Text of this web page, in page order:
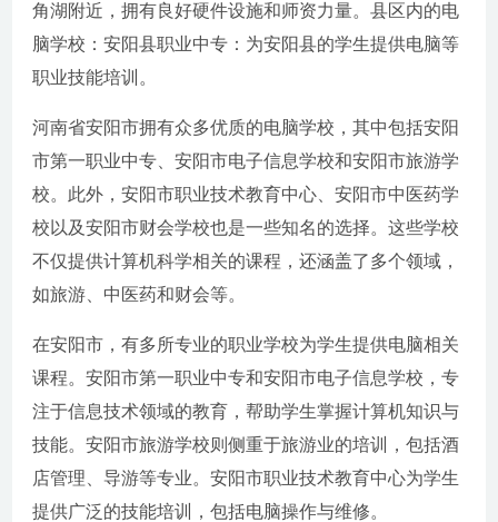
角湖附近，拥有良好硬件设施和师资力量。县区内的电
脑学校：安阳县职业中专：为安阳县的学生提供电脑等
职业技能培训。
河南省安阳市拥有众多优质的电脑学校，其中包括安阳
市第一职业中专、安阳市电子信息学校和安阳市旅游学
校。此外，安阳市职业技术教育中心、安阳市中医药学
校以及安阳市财会学校也是一些知名的选择。这些学校
不仅提供计算机科学相关的课程，还涵盖了多个领域，
如旅游、中医药和财会等。
在安阳市，有多所专业的职业学校为学生提供电脑相关
课程。安阳市第一职业中专和安阳市电子信息学校，专
注于信息技术领域的教育，帮助学生掌握计算机知识与
技能。安阳市旅游学校则侧重于旅游业的培训，包括酒
店管理、导游等专业。安阳市职业技术教育中心为学生
提供广泛的技能培训，包括电脑操作与维修。